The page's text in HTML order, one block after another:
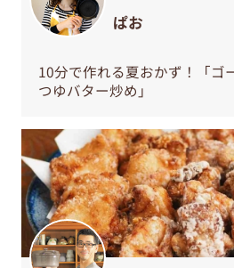
ぱお
10分で作れる夏おかず！「ゴ
つゆバター炒め」